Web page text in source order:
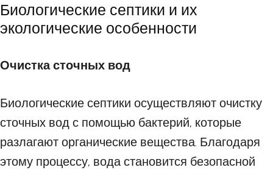
Биологические септики и их
экологические особенности
Очистка сточных вод
Биологические септики осуществляют очистку
сточных вод с помощью бактерий, которые
разлагают органические вещества. Благодаря
этому процессу, вода становится безопасной